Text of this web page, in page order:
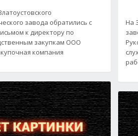
завода обратились с
к директору по
закупкам ООО
компания
На